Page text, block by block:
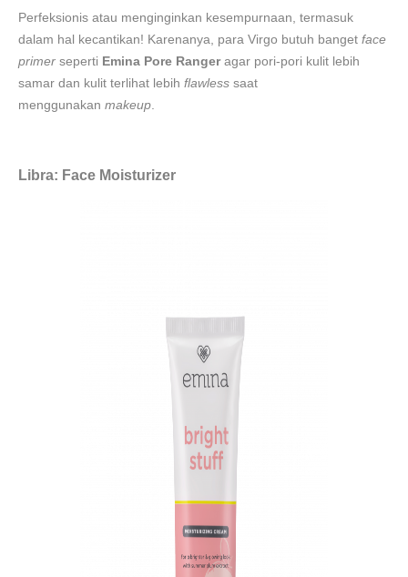
Perfeksionis atau menginginkan kesempurnaan, termasuk
dalam hal kecantikan! Karenanya, para Virgo butuh banget face
primer seperti Emina Pore Rangeragar pori-pori kulit lebih
samar dan kulit terlihat lebih flawless saat
menggunakan makeup
Libra: Face Moisturizer